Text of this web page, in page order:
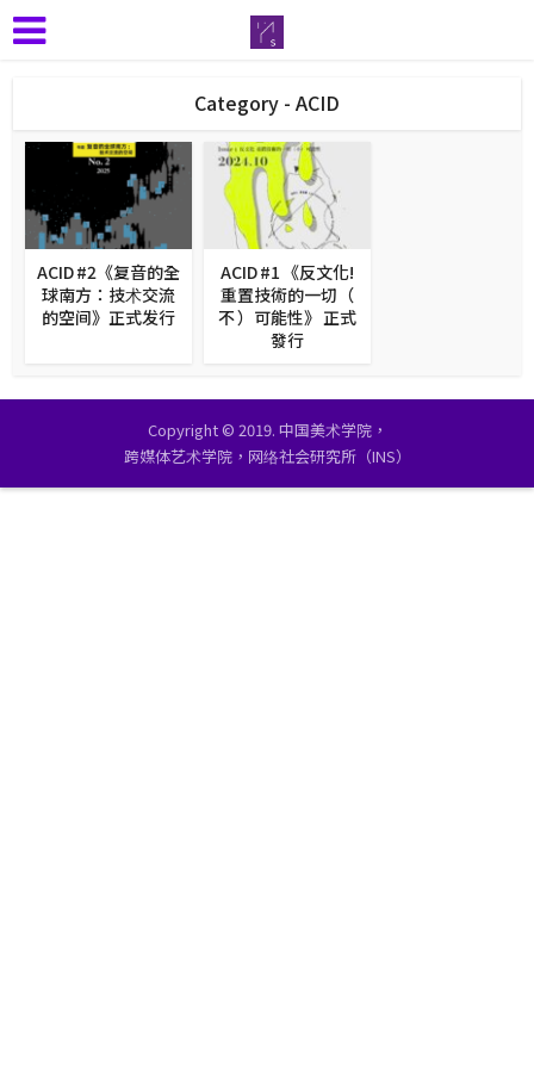
Category - ACID
ACID #2《复音的全
球南方：技术交流
的空间》正式发行
ACID #1 《反⽂化!
重置技術的一切（
不 ）可能性》 正式
發行
Copyright © 2019. 中国美术学院，
跨媒体艺术学院，网络社会研究所（INS）